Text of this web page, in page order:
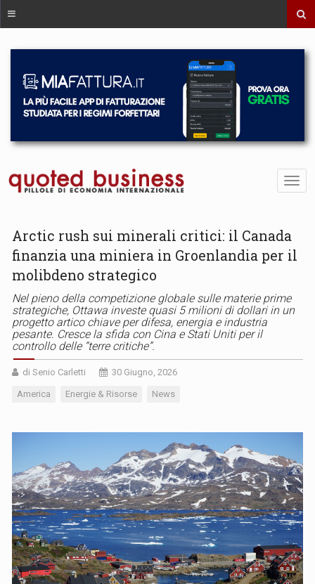
Arctic rush sui minerali critici: il Canada
finanzia una miniera in Groenlandia per il
molibdeno strategico
Nel pieno della competizione globale sulle materie prime
strategiche, Ottawa investe quasi 5 milioni di dollari in un
progetto artico chiave per difesa, energia e industria
pesante. Cresce la sfida con Cina e Stati Uniti per il
controllo delle “terre critiche”.
di Senio Carletti 30 Giugno, 2026
America Energie & Risorse News